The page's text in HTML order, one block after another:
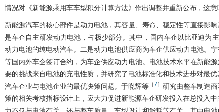
情况对《新能源乘用车车型积分计算方法》作出调整并重新公布，这
新能源汽车的核心部件是动力电池，其容量、寿命、稳定性等直接影
是车企自主研发动力电池，占极少部分。其中，国内车企以比亚迪为
动力电池的纯电动汽车。二是动力电池供应商为车企供应动力电池。
等国内外车企签订合约，为车企供应动力电池。电池技术水平在新能
要的挑战来自电池的充电性质，并研究了电池标准化和技术进步对最
汽车企业与电池企业的最优决策问题。于晓辉等 ［7］ 研究由整车制造
策的相关考核指标设计上，应大力促进新能源车企研发投入在总投入